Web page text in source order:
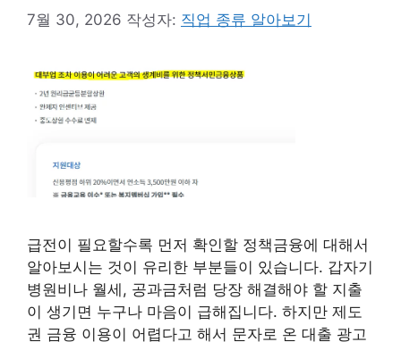
7월 30, 2026 작성자: 직업 종류 알아보기
급전이 필요할수록 먼저 확인할 정책금융에 대해서
알아보시는 것이 유리한 부분들이 있습니다. 갑자기
병원비나 월세, 공과금처럼 당장 해결해야 할 지출
이 생기면 누구나 마음이 급해집니다. 하지만 제도
권 금융 이용이 어렵다고 해서 문자로 온 대출 광고